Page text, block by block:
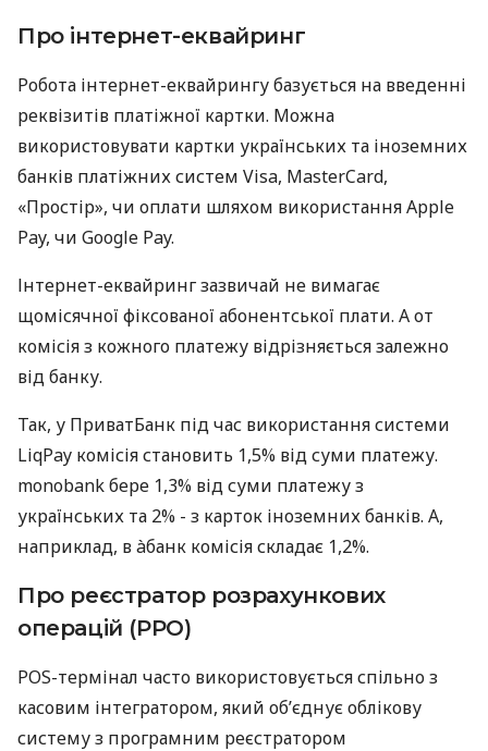
Про інтернет-еквайринг
Робота інтернет-еквайрингу базується на введенні
реквізитів платіжної картки. Можна
використовувати картки українських та іноземних
банків платіжних систем Visa, MasterCard,
«Простір», чи оплати шляхом використання Apple
Pay, чи Google Pay.
Інтернет-еквайринг зазвичай не вимагає
щомісячної фіксованої абонентської плати. А от
комісія з кожного платежу відрізняється залежно
від банку.
Так, у ПриватБанк під час використання системи
LiqPay комісія становить 1,5% від суми платежу.
monobank бере 1,3% від суми платежу з
українських та 2% - з карток іноземних банків. А,
наприклад, в àбанк комісія складає 1,2%.
Про реєстратор розрахункових
операцій (РРО)
POS-термінал часто використовується спільно з
касовим інтегратором, який об’єднує облікову
систему з програмним реєстратором